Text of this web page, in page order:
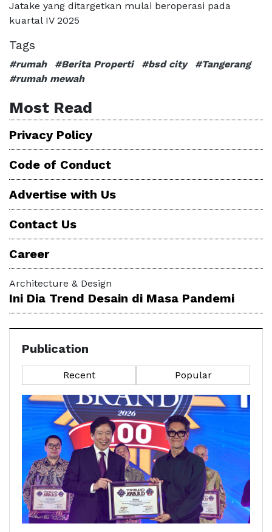
Jatake yang ditargetkan mulai beroperasi pada
kuartal IV 2025
Tags
#rumah #Berita Properti #bsd city
#Tangerang
#rumah mewah
Most Read
Privacy Policy
Code of Conduct
Advertise with Us
Contact Us
Career
Architecture & Design
Ini Dia Trend Desain di Masa Pandemi
Publication
Recent Popular